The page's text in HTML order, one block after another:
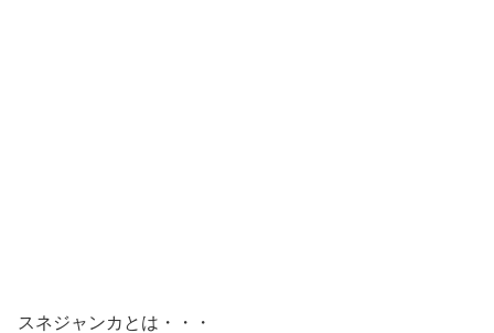
スネジャンカとは・・・